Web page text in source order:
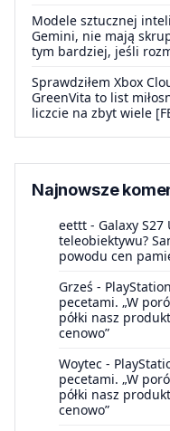
Modele sztucznej
Gemini, nie mają
tym bardziej, jeśli
Sprawdziłem Xbox
GreenVita to list
liczcie na zbyt wiele
Najnowsze
eettt - Galaxy
teleobiektywu?
powodu cen
Grześ -
pecetami. „W
półki nasz
cenowo”
Woytec -
pecetami. „W
półki nasz
cenowo”